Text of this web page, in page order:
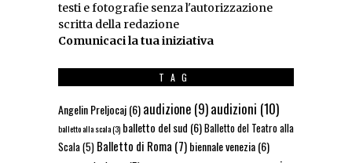
testi e fotografie senza l'autorizzazione
scritta della redazione
Comunicaci la tua iniziativa
TAG
Angelin Preljocaj(6)audizione (9)audizioni (10)
balletto alla scala(3) balletto del sud (6)Balletto del Teatro alla
Scala(5) Balletto di Roma (7)biennale venezia(6)